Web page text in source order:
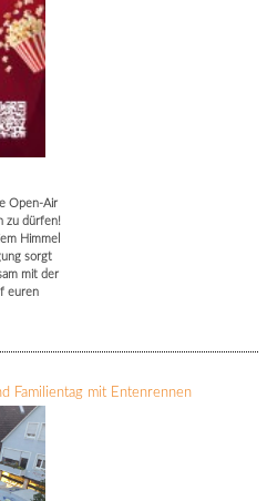
Open-Air
zu dürfen!
Himmel
sorgt
mit der
euren
Familientag mit Entenrennen